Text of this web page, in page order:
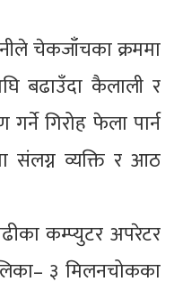
चेकजाँचका क्रममा
बढाउँदा कैलाली र
गिरोह फेला पार्न
संलग्न व्यक्ति र आठ
कम्प्युटर अपरेटर
३ मिलनचोकका